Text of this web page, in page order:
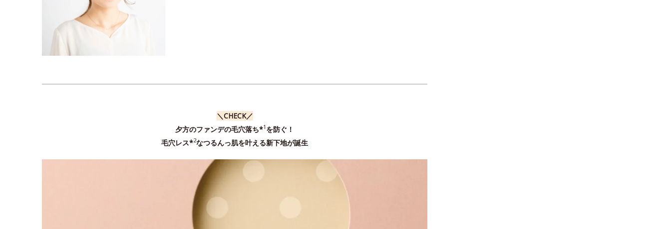
＼CHECK／
夕方のファンデの毛穴落ち*1 を防ぐ！
毛穴レス*2なつるんっ肌を叶える新下地が誕生